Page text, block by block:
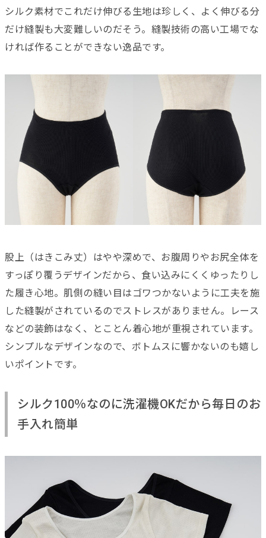
シルク素材でこれだけ伸びる生地は珍しく、よく伸びる分
だけ縫製も大変難しいのだそう。縫製技術の高い工場でな
ければ作ることができない逸品です。
股上（はきこみ丈）はやや深めで、お腹周りやお尻全体を
すっぽり覆うデザインだから、食い込みにくくゆったりし
た履き心地。肌側の縫い目はゴワつかないように工夫を施
した縫製がされているのでストレスがありません。レース
などの装飾はなく、とことん着心地が重視されています。
シンプルなデザインなので、ボトムスに響かないのも嬉し
いポイントです。
シルク100％なのに洗濯機OKだから毎日のお
手入れ簡単